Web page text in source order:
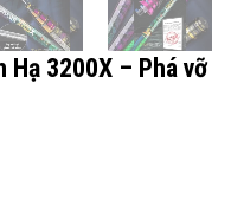
Hạ 3200X – Phá vỡ